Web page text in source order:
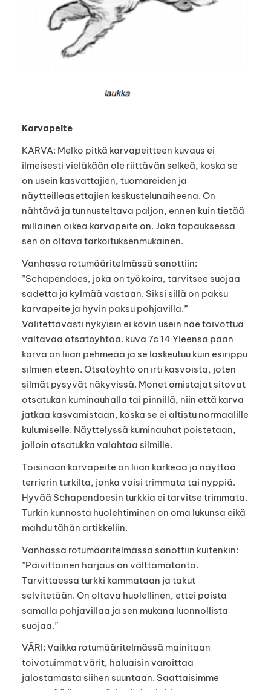
Karvapeite
KARVA: Melko pitkä karvapeitteen kuvaus ei
ilmeisesti vieläkään ole riittävän selkeä, koska se
on usein kasvattajien, tuomareiden ja
näytteilleasettajien keskustelunaiheena. On
nähtävä ja tunnusteltava paljon, ennen kuin tietää
millainen oikea karvapeite on. Joka tapauksessa
sen on oltava tarkoituksenmukainen.
Vanhassa rotumääritelmässä sanottiin:
”Schapendoes, joka on työkoira, tarvitsee suojaa
sadetta ja kylmää vastaan. Siksi sillä on paksu
karvapeite ja hyvin paksu pohjavilla.”
Valitettavasti nykyisin ei kovin usein näe toivottua
valtavaa otsatöyhtöä. kuva 7c 14 Yleensä pään
karva on liian pehmeää ja se laskeutuu kuin esirippu
silmien eteen. Otsatöyhtö on irti kasvoista, joten
silmät pysyvät näkyvissä. Monet omistajat sitovat
otsatukan kuminauhalla tai pinnillä, niin että karva
jatkaa kasvamistaan, koska se ei altistu normaalille
kulumiselle. Näyttelyssä kuminauhat poistetaan,
jolloin otsatukka valahtaa silmille.
Toisinaan karvapeite on liian karkeaa ja näyttää
terrierin turkilta, jonka voisi trimmata tai nyppiä.
Hyvää Schapendoesin turkkia ei tarvitse trimmata.
Turkin kunnosta huolehtiminen on oma lukunsa eikä
mahdu tähän artikkeliin.
Vanhassa rotumääritelmässä sanottiin kuitenkin:
”Päivittäinen harjaus on välttämätöntä.
Tarvittaessa turkki kammataan ja takut
selvitetään. On oltava huolellinen, ettei poista
samalla pohjavillaa ja sen mukana luonnollista
suojaa.”
VÄRI: Vaikka rotumääritelmässä mainitaan
toivotuimmat värit, haluaisin varoittaa
jalostamasta siihen suuntaan. Saattaisimme